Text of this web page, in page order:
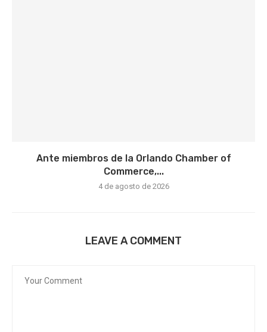
Ante miembros de la Orlando Chamber of
Commerce,...
4 de agosto de 2026
LEAVE A COMMENT